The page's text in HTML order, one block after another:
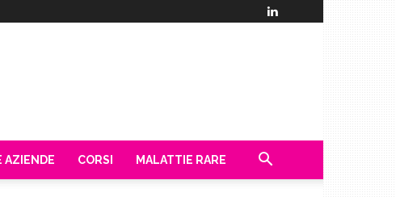
AZIENDE CORSI MALATTIE RARE